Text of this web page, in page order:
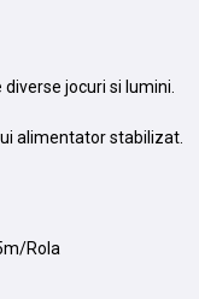
jocuri si lumini.
alimentator stabilizat.
Rola